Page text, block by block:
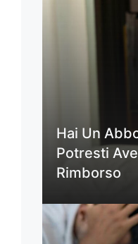
Hai Un
Potresti
Rimborso